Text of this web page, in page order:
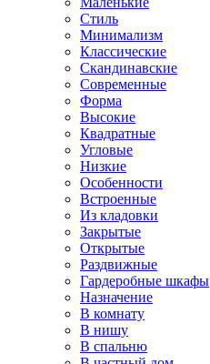
Стиль
Минимализм
Классические
Скандинавские
Современные
Форма
Высокие
Квадратные
Угловые
Низкие
Особенности
Встроенные
Из кладовки
Закрытые
Открытые
Раздвижные
Гардеробные шкафы
Назначение
В комнату
В нишу
В спальню